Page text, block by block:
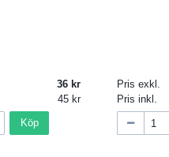
36
45
Köp
Pris exkl.
Pris inkl.